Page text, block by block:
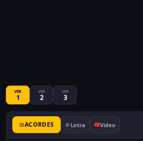
VER
1
VER
2
VER
3
ACORDES Letra Video